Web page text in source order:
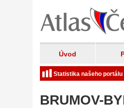
Úvod
Statistika našeho portálu
BRUMOV-